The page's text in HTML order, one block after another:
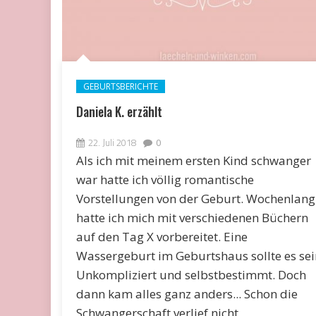
GEBURTSBERICHTE
Daniela K. erzählt
22. Juli 2018 0
Als ich mit meinem ersten Kind schwanger
war hatte ich völlig romantische
Vorstellungen von der Geburt. Wochenlang
hatte ich mich mit verschiedenen Büchern
auf den Tag X vorbereitet. Eine
Wassergeburt im Geburtshaus sollte es
Unkompliziert und selbstbestimmt. Doch
dann kam alles ganz anders... Schon die
Schwangerschaft verlief nicht